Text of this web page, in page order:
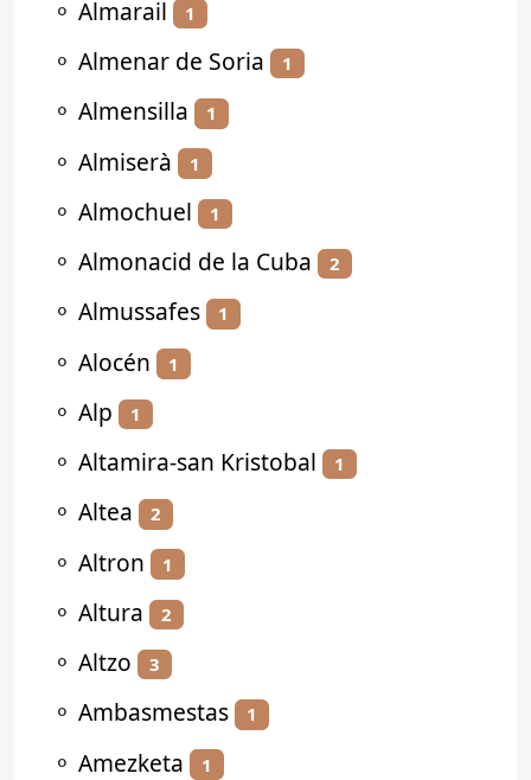
⚬ Almarail 1
⚬ Almenar de Soria 1
⚬ Almensilla 1
⚬ Almiserà 1
⚬ Almochuel 1
⚬ Almonacid de la Cuba 2
⚬ Almussafes 1
⚬ Alocén 1
⚬ Alp 1
⚬ Altamira-san Kristobal 1
⚬ Altea 2
⚬ Altron 1
⚬ Altura 2
⚬ Altzo 3
⚬ Ambasmestas 1
⚬ Amezketa 1